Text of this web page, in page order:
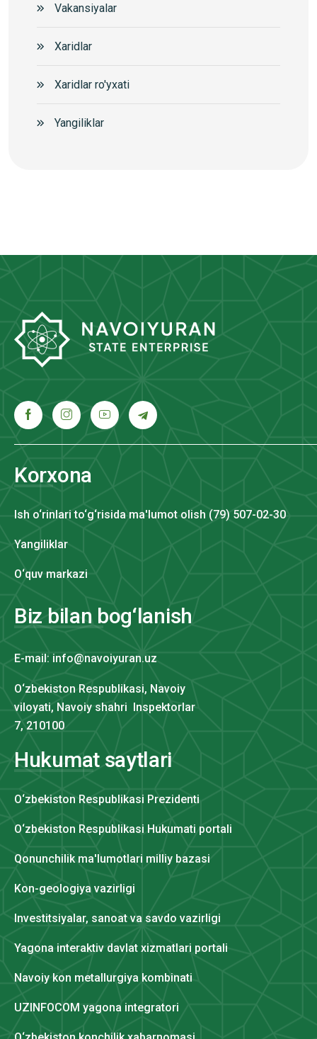
Vakansiyalar
Xaridlar
Xaridlar ro'yxati
Yangiliklar
Korxona
Ish o‘rinlari to‘g‘risida ma'lumot olish (79) 507-02-30
Yangiliklar
O‘quv markazi
Biz bilan bog‘lanish
E-mail: info@navoiyuran.uz
O‘zbekiston Respublikasi, Navoiy
viloyati, Navoiy shahri Inspektorlar
7, 210100
Hukumat saytlari
O‘zbekiston Respublikasi Prezidenti
O‘zbekiston Respublikasi Hukumati portali
Qonunchilik ma'lumotlari milliy bazasi
Kon-geologiya vazirligi
Investitsiyalar, sanoat va savdo vazirligi
Yagona interaktiv davlat xizmatlari portali
Navoiy kon metallurgiya kombinati
UZINFOCOM yagona integratori